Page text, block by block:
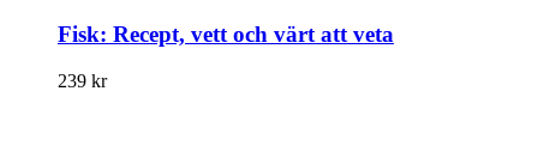
Fisk: Recept, vett och värt att veta
239 kr